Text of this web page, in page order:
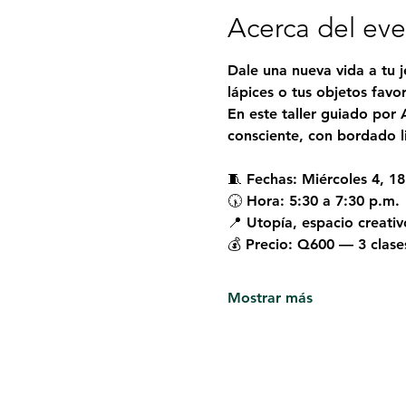
Acerca del
Dale una nueva vida a tu
lápices o tus objetos
En este taller guiado por
consciente, con bordado
🧵 Fechas: Miércoles 4,
🕠 Hora: 5:30 a 7:30
📍 Utopía, espacio
💰 Precio: Q600 — 3
Mostrar más